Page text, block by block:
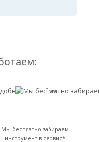
Мы бесплатно забираем
инструмент в сервис*